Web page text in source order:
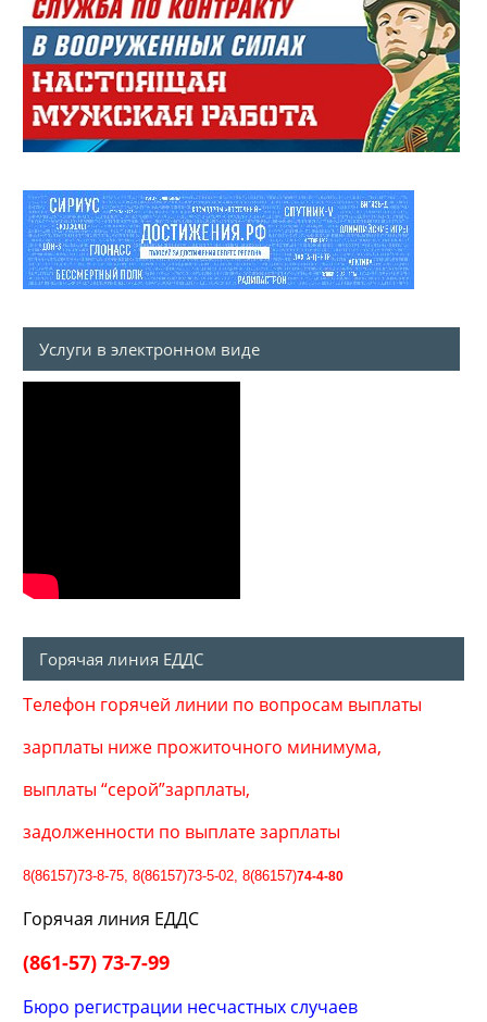
Услуги в электронном виде
Горячая линия ЕДДС
Телефон горячей линии по вопросам выплаты
зарплаты ниже прожиточного минимума,
выплаты “серой”зарплаты,
задолженности по выплате зарплаты
8(86157)73-8-75,8(86157)73-5-02,8(86157)74-4-80
Горячая линия ЕДДС
(861-57) 73-7-99
Бюро регистрации несчастных случаев